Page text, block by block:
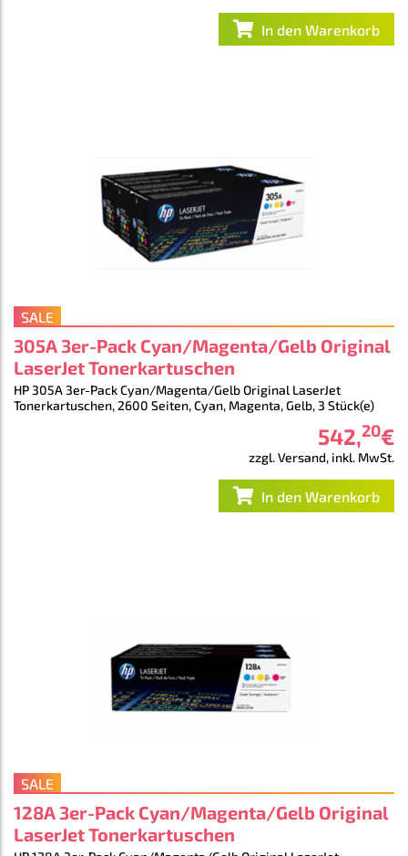
In den Warenkorb
SALE
305A 3er-Pack Cyan/Magenta/Gelb Original
LaserJet Tonerkartuschen
HP 305A 3er-Pack Cyan/Magenta/Gelb Original LaserJet
Tonerkartuschen, 2600 Seiten, Cyan, Magenta, Gelb, 3 Stück(e)
542,20€
zzgl. Versand, inkl. MwSt.
In den Warenkorb
SALE
128A 3er-Pack Cyan/Magenta/Gelb Original
LaserJet Tonerkartuschen